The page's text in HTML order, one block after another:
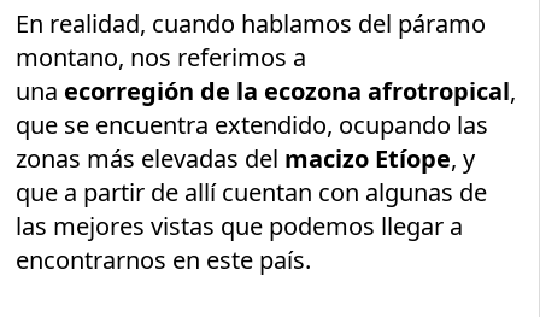
En realidad, cuando hablamos del páramo
montano, nos referimos a
una ecorregión de la ecozona afrotropical,
que se encuentra extendido, ocupando las
zonas más elevadas del macizo Etíope, y
que a partir de allí cuentan con algunas de
las mejores vistas que podemos llegar a
encontrarnos en este país.